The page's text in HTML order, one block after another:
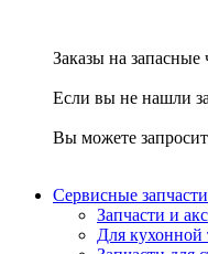
Заказы на
Если вы не нашли
Вы можете
Сервисные запчасти
Запчасти и
Для кухонной